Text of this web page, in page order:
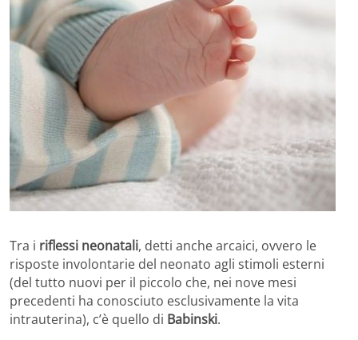
Tra i riflessi neonatali, detti anche arcaici, ovvero le
risposte involontarie del neonato agli stimoli esterni
(del tutto nuovi per il piccolo che, nei nove mesi
precedenti ha conosciuto esclusivamente la vita
intrauterina), c’è quello di Babinski.